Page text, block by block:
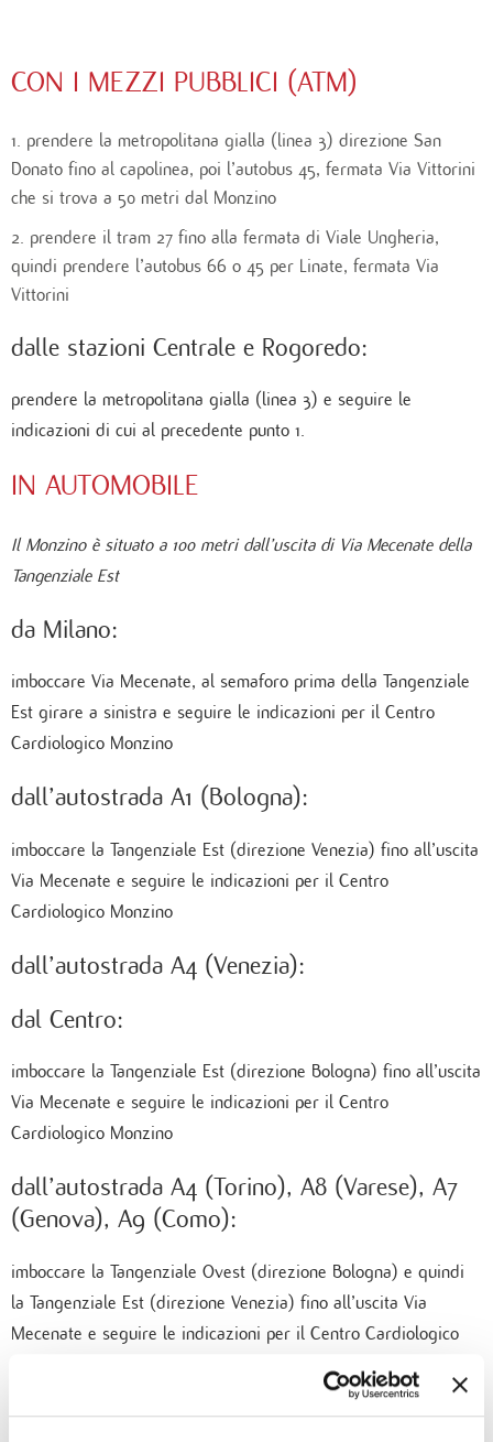
CON I MEZZI PUBBLICI (ATM)
prendere la metropolitana gialla (linea 3) direzione San
Donato fino al capolinea, poi l’autobus 45, fermata Via Vittorini
che si trova a 50 metri dal Monzino
prendere il tram 27 fino alla fermata di Viale Ungheria,
quindi prendere l’autobus 66 o 45 per Linate, fermata Via
Vittorini
dalle stazioni Centrale e Rogoredo:
prendere la metropolitana gialla (linea 3) e seguire le
indicazioni di cui al precedente punto 1.
IN AUTOMOBILE
Il Monzino è situato a 100 metri dall’uscita di Via Mecenate della
Tangenziale Est
da Milano:
imboccare Via Mecenate, al semaforo prima della Tangenziale
Est girare a sinistra e seguire le indicazioni per il Centro
Cardiologico Monzino
dall’autostrada A1 (Bologna):
imboccare la Tangenziale Est (direzione Venezia) fino all’uscita
Via Mecenate e seguire le indicazioni per il Centro
Cardiologico Monzino
dall’autostrada A4 (Venezia):
dal Centro:
imboccare la Tangenziale Est (direzione Bologna) fino all’uscita
Via Mecenate e seguire le indicazioni per il Centro
Cardiologico Monzino
dall’autostrada A4 (Torino), A8 (Varese), A7
(Genova), A9 (Como):
imboccare la Tangenziale Ovest (direzione Bologna) e quindi
la Tangenziale Est (direzione Venezia) fino all’uscita Via
Mecenate e seguire le indicazioni per il Centro Cardiologico